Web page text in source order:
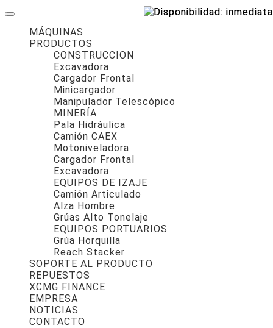
MÁQUINAS
PRODUCTOS
CONSTRUCCION
Excavadora
Cargador Frontal
Minicargador
Manipulador Telescópico
MINERÍA
Pala Hidráulica
Camión CAEX
Motoniveladora
Cargador Frontal
Excavadora
EQUIPOS DE IZAJE
Camión Articulado
Alza Hombre
Grúas Alto Tonelaje
EQUIPOS PORTUARIOS
Grúa Horquilla
Reach Stacker
SOPORTE AL PRODUCTO
REPUESTOS
XCMG FINANCE
EMPRESA
NOTICIAS
CONTACTO